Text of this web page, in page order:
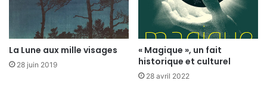
La Lune aux mille visages
28 juin 2019
« Magique », un fait
historique et culturel
28 avril 2022